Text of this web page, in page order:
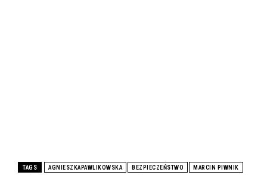
TAGS AGNIESZKAPAWLIKOWSKA BEZPIECZEŃSTWO MARCIN PIWNIK